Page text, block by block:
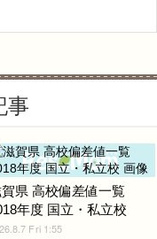
事
県 高校偏差値一覧
年度 国立・私立校
Fri 1:55